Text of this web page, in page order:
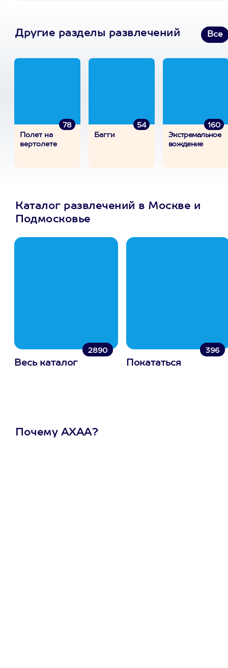
Другие разделы развлечений Все
78
Полет на
вертолете
54
Багги
160
Экстремальное
вождение
Каталог развлечений в Москве и
Подмосковье
2890
Весь каталог
396
Покататься
Почему АХАА?